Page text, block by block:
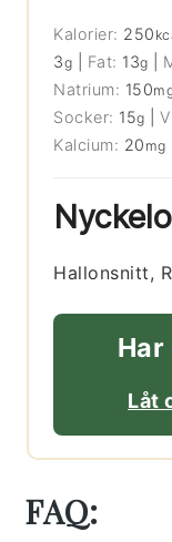
Kalorier: 250
3g Fat: 13g
Natrium: 150
Socker: 15g |
Kalcium: 20 mg
Hallonsnitt,
Låt
FAQ: